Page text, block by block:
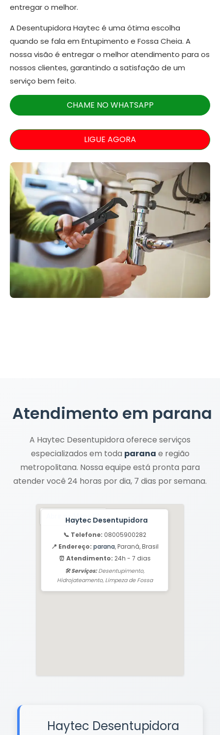
entregar o melhor.
A Desentupidora Haytec é uma ótima escolha
quando se fala em Entupimento e Fossa Cheia. A
nossa visão é entregar o melhor atendimento para os
nossos clientes, garantindo a satisfação de um
serviço bem feito.
CHAME NO WHATSAPP
LIGUE AGORA
Atendimento em parana
A Haytec Desentupidora oferece serviços
especializados em toda parana e região
metropolitana. Nossa equipe está pronta para
atender você 24 horas por dia, 7 dias por semana.
Haytec Desentupidora
📞 Telefone: 08005900282
📍 Endereço: parana, Paraná, Brasil
⏰ Atendimento: 24h - 7 dias
🛠️ Serviços:Desentupimento,
Hidrojateamento, Limpeza de Fossa
Haytec Desentupidora